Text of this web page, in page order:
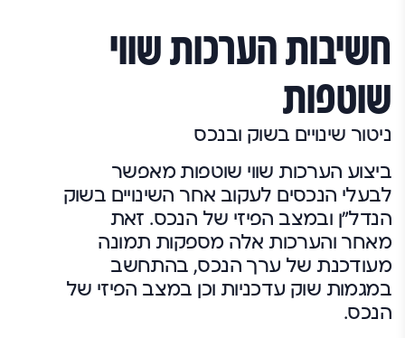
חשיבות הערכות שווי
שוטפות
ניטור שינויים בשוק ובנכס
ביצוע הערכות שווי שוטפות מאפשר
לבעלי הנכסים לעקוב אחר השינויים בשוק
הנדל"ן ובמצב הפיזי של הנכס. זאת
מאחר והערכות אלה מספקות תמונה
מעודכנת של ערך הנכס, בהתחשב
במגמות שוק עדכניות וכן במצב הפיזי של
הנכס.